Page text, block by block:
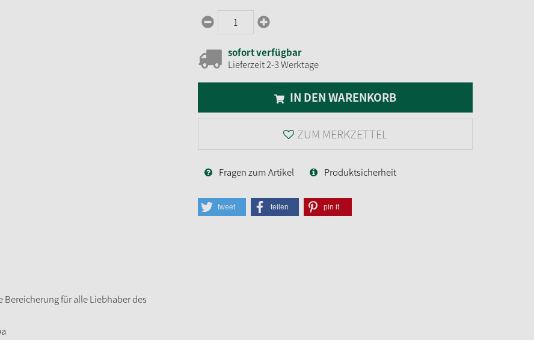
sofort verfügbar
Lieferzeit 2-3 Werktage
IN DEN WARENKORB
ZUM MERKZETTEL
Fragen zum Artikel Produktsicherheit
tweet teilen pin it
Bereicherung für alle Liebhaber des